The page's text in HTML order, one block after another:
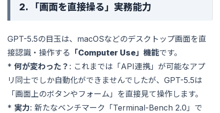
2. 「画面を直接操る」実務能力
GPT-5.5の目玉は、macOSなどのデスクトップ画面を直
接認識・操作する 「Computer Use」機能です。
* 何が変わった？ : これまでは「API連携」が可能なアプ
リ同士でしか自動化ができませんでしたが、GPT-5.5は
「画面上のボタンやフォーム」を直接見て操作します。
* 実力: 新たなベンチマーク「Terminal-Bench 2.0」で